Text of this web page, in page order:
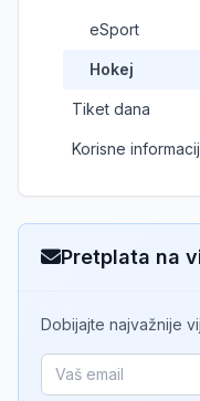
eSport
Hokej
Tiket dana
Korisne
Pretplata na
Dobijajte najvažnije